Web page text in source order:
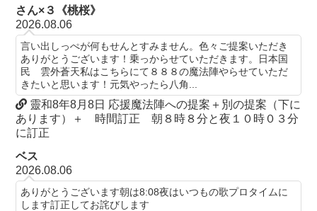
さん×３《桃桜》
2026.08.06
言い出しっぺが何もせんとすみません。色々ご提案いただき
ありがとうございます！乗っからせていただきます。日本国
民 雲外蒼天私はこちらにて８８８の魔法陣やらせていただ
きたいと思います！元気やったら八角...
靈和8年8月8日 応援魔法陣への提案＋別の提案（下に
あります）＋ 時間訂正 朝８時８分と夜１０時０３分
に訂正
ベス
2026.08.06
ありがとうございます朝は8:08夜はいつもの歌プロタイムに
します訂正してお詫びします